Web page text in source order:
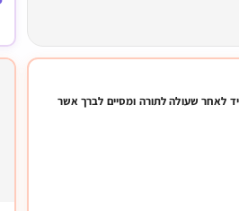
לאחר שעולה לתורה ומסיים לברך אשר